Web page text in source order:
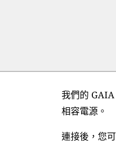
我們的
相容電源。
連接後，您